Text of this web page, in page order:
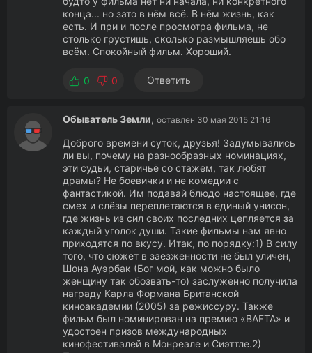
конца... но зато в нём всё. В нём жизнь, как
есть. И при и после просмотра фильма, не
столько грустишь, сколько размышляешь обо
всём. Спокойный фильм. Хороший.
0 0 Ответить
Обыватель Земли, оставлен 30 мая 2015 21:16
Доброго времени суток, друзья! Задумывались
ли вы, почему на разнообразных номинациях,
эти судьи, старичьё со стажем, так любят
драмы? Не боевички и не комедии с
фантастикой. Им подавай блюдо настоящее, где
смех и слёзы переплетаются в единый унисон,
где жизнь из сил своих последних цепляется за
каждый уголок души. Такие фильмы нам явно
приходятся по вкусу. Итак, по порядку:1) В силу
того, что сюжет в заезженности не был уличен,
Шона Ауэрбак (Бог мой, как можно было
женщину так обозвать-то) заслуженно получила
награду Карла Формана Британской
киноакадемии (2005) за режиссуру. Также
фильм был номинирован на премию «BAFTA» и
удостоен призов международных
кинофестивалей в Монреале и Сиэттле.2)